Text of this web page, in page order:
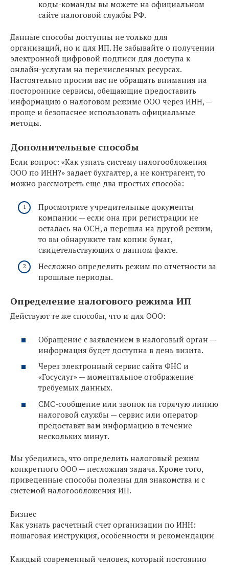
коды-команды вы можете на официальном
сайте налоговой службы РФ.
Данные способы доступны не только для
организаций, но и для ИП. Не забывайте о получении
электронной цифровой подписи для доступа к
онлайн-услугам на перечисленных ресурсах.
Настоятельно просим вас не обращать внимания на
посторонние сервисы, обещающие предоставить
информацию о налоговом режиме ООО через ИНН, —
проще и безопаснее использовать официальные
методы.
Дополнительные способы
Если вопрос: «Как узнать систему налогообложения
ООО по ИНН?» задает бухгалтер, а не контрагент, то
можно рассмотреть еще два простых способа:
Просмотрите учредительные документы
компании — если она при регистрации не
осталась на ОСН, а перешла на другой режим,
то вы обнаружите там копии бумаг,
свидетельствующих о данном факте.
Несложно определить режим по отчетности за
прошлые периоды.
Определение налогового режима ИП
Действуют те же способы, что и для ООО:
Обращение с заявлением в налоговый орган —
информация будет доступна в день визита.
Через электронный сервис сайта ФНС и
«Госуслуг» — моментальное отображение
требуемых данных.
СМС-сообщение или звонок на горячую линию
налоговой службы — сервис или оператор
предоставят вам информацию в течение
нескольких минут.
Мы убедились, что определить налоговый режим
конкретного ООО — несложная задача. Кроме того,
приведенные способы полезны для знакомства и с
системой налогообложения ИП.
Бизнес
Как узнать расчетный счет организации по ИНН:
пошаговая инструкция, особенности и рекомендации
Каждый современный человек, который постоянно